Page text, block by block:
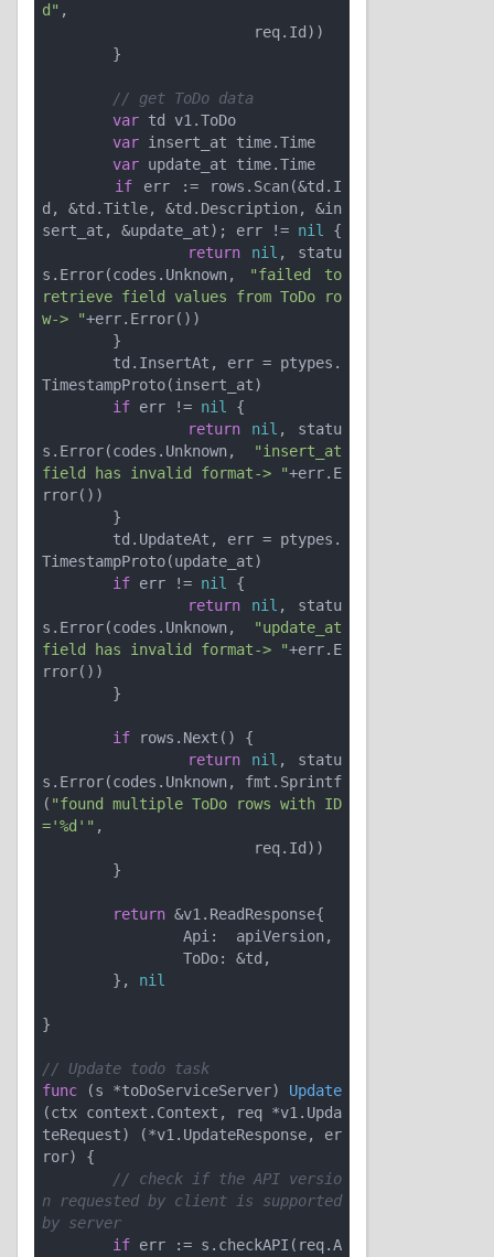
d" ,
// get ToDo data
var td v1.ToDo
var insert_at time.Time
var update_at time.Time
if err := rows.Scan(&td.I
d, &td.Title, &td.Description, &in
sert_at, &update_at); err != nil
{
return
nil , statu
s.Error(codes.Unknown,
"failed to
retrieve field values from ToDo ro
w-> "+err.Error())
TimestampProto(insert_at)
if err != nil
{
return
nil , statu
s.Error(codes.Unknown,
"insert_at
field has invalid format-> "+err.E
rror())
TimestampProto(update_at)
if err != nil
{
return
nil , statu
s.Error(codes.Unknown,
"update_at
field has invalid format-> "+err.E
rror())
if rows.Next() {
return
nil , statu
s.Error(codes.Unknown, fmt.Sprintf
( "found multiple ToDo rows with ID
='%d'" ,
return &v1.ReadResponse{
		Api:  apiVersion,
		ToDo: &td,
	},
nil
}
// Update todo task
func
(s *toDoServiceServer)
Update
(ctx context.Context, req *v1.Upda
teRequest)
(*v1.UpdateResponse, er
ror)
{
// check if the API versio
n requested by client is supported
by server
if err := s.checkAPI(req.A